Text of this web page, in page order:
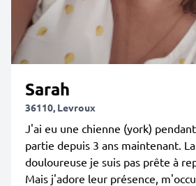
Sarah
36110, Levroux
J'ai eu une chienne (york)
partie depuis 3 ans maintenant.
douloureuse je suis pas prête à
Mais j'adore leur présence,